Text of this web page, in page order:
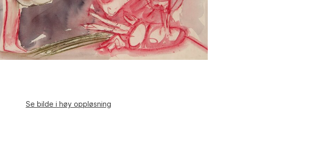
Se bilde i høy oppløsning